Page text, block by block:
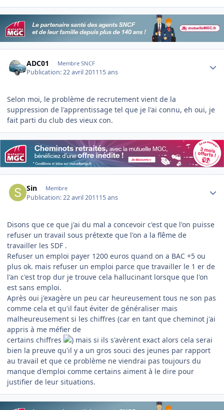
ADC01 Membre SNCF
Publication:22 avril 201115 ans
Selon moi, le problème de recrutement vient de la
suppression de l'apprentissage tel que je l'ai connu, eh oui, je
fait parti du club des vieux con.
Sin Membre
Publication:22 avril 201115 ans
Disons que ce que j'ai du mal a concevoir c'est que l'on puisse
refuser un travail sous prétexte que l'on a la flême de
travailler les SDF .
Refuser un emploi payer 1200 euros quand on a BAC +5 ou
plus ok. mais refuser un emploi parce que travailler le 1 er de
l'an c'est trop dur je trouve cela hallucinant lorsque que l'on
est sans emploi.
Après oui j'exagère un peu car heureusement tous ne son pas
comme cela et qu'il faut éviter de généraliser mais
malheureusement si les chiffres (car en tant que cheminot j'ai
appris à me méfier de
certains chiffres
) mais si ils s'avèrent exact alors cela serai
bien la preuve qu'il y a un gros souci des jeunes par rapport
au travail et que ce problème ne viendrai pas toujours du
manque d'emploi comme certains aiment à le dire pour
justifier de leur situations.